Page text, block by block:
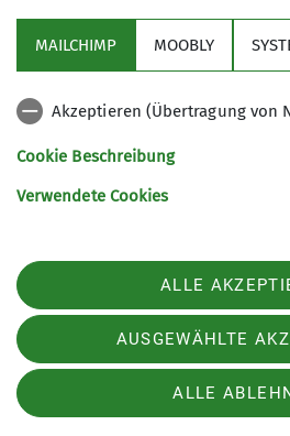
Kaunergrathütte Klettern
Mitgliedschaft Mitmachaktionen
News Sicher unterwegs
Tourenbericht Vereinsseite
Quick-Links
Unsere Sektion
MAILCHIMP MOOBLY
Akzeptieren (Übertragung von
Cookie Beschreibung
Verwendete Cookies
ALLE
AUSGEWÄHLTE
ALLE